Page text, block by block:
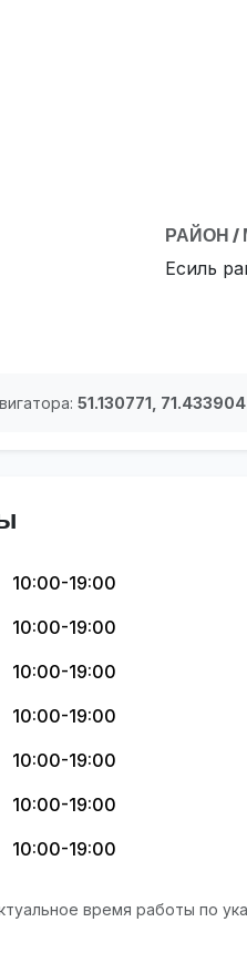
РАЙОН /
Есиль
51.130771, 71.433904
10:00-19:00
10:00-19:00
10:00-19:00
10:00-19:00
10:00-19:00
10:00-19:00
10:00-19:00
время работы по